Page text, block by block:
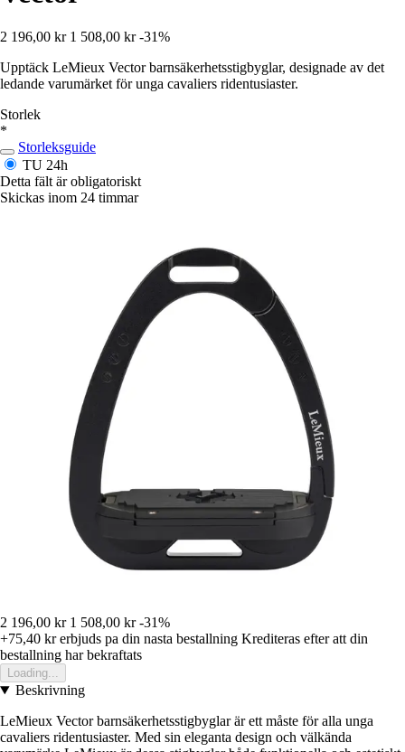
2 196,00 kr 1 508,00 kr -31%
Upptäck LeMieux Vector barnsäkerhetsstigbyglar, designade av det
ledande varumärket för unga cavaliers ridentusiaster.
Storlek
*
Storleksguide
TU 24h
Detta fält är obligatoriskt
Skickas inom 24 timmar
2 196,00 kr 1 508,00 kr -31%
+75,40 krerbjuds pa din nasta bestallning Krediteras efter att din
bestallning har bekraftats
Loading...
Beskrivning
LeMieux Vector barnsäkerhetsstigbyglar är ett måste för alla unga
cavaliers ridentusiaster. Med sin eleganta design och välkända